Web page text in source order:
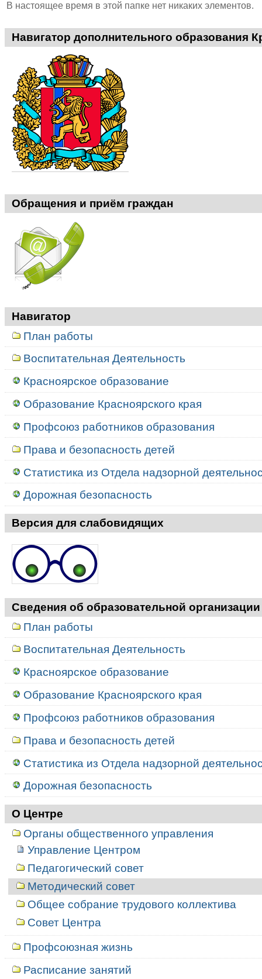
В настоящее время в этой папке нет никаких элементов.
Навигатор дополнительного образования
Обращения и приём граждан
Навигатор
План работы
Воспитательная Деятельность
Красноярское образование
Образование Красноярского края
Профсоюз работников образования
Права и безопасность детей
Статистика из Отдела надзорной
Дорожная безопасность
Версия для слабовидящих
Сведения об образовательной организации
План работы
Воспитательная Деятельность
Красноярское образование
Образование Красноярского края
Профсоюз работников образования
Права и безопасность детей
Статистика из Отдела надзорной
Дорожная безопасность
О Центре
Органы общественного управления
Управление Центром
Педагогический совет
Методический совет
Общее собрание трудового коллектива
Совет Центра
Профсоюзная жизнь
Расписание занятий